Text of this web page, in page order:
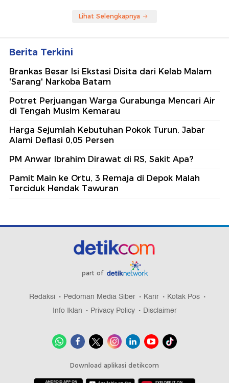
Lihat Selengkapnya
Berita Terkini
Brankas Besar Isi Ekstasi Disita dari Kelab Malam
'Sarang' Narkoba Batam
Potret Perjuangan Warga Gurabunga Mencari Air
di Tengah Musim Kemarau
Harga Sejumlah Kebutuhan Pokok Turun, Jabar
Alami Deflasi 0,05 Persen
PM Anwar Ibrahim Dirawat di RS, Sakit Apa?
Pamit Main ke Ortu, 3 Remaja di Depok Malah
Terciduk Hendak Tawuran
part of
Redaksi Pedoman Media Siber Karir
Kotak Pos
Info Iklan
Privacy Policy Disclaimer
Download aplikasi detikcom